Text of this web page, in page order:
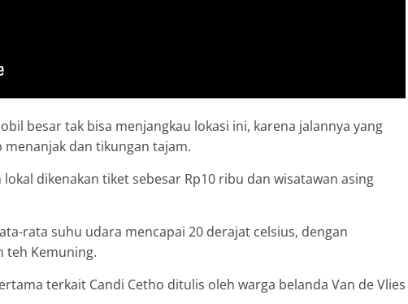
besar tak bisa menjangkau lokasi ini, karena jalannya yang
dan tikungan tajam.
dikenakan tiket sebesar Rp10 ribu dan wisatawan asing
rata suhu udara mencapai 20 derajat celsius, dengan
teh Kemuning.
terkait Candi Cetho ditulis oleh warga belanda Van de Vlies